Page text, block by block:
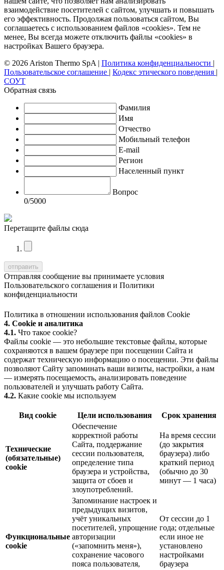
взаимодействие посетителей с сайтом, улучшать и повышать
его эффективность. Продолжая пользоваться сайтом, Вы
соглашаетесь с использованием файлов «cookies». Тем не
менее, Вы всегда можете отключить файлы «cookies» в
настройках Вашего браузера.
© 2026 Ariston Thermo SpA | Политика конфиденциальности |
Пользовательское соглашение | Кодекс этического поведения |
СОУТ
Обратная связь
Фамилия
Имя
Отчество
Мобильный телефон
E-mail
Регион
Населенный пункт
Вопрос
0/5000
Перетащите файлы сюда
Отправляя сообщение вы принимаете условия
Пользовательского соглашения и Политики
конфиденциальности
Политика в отношении использования файлов Cookie
4. Cookie и аналитика
4.1. Что такое cookie?
Файлы cookie — это небольшие текстовые файлы, которые
сохраняются в вашем браузере при посещении Сайта и
содержат техническую информацию о посещении. Эти файлы
позволяют Сайту запоминать ваши визиты, настройки, а нам
— измерять посещаемость, анализировать поведение
пользователей и улучшать работу Сайта.
4.2. Какие cookie мы используем
Вид cookie Цели использования Срок хранения
Технические
(обязательные)
cookie
Обеспечение
корректной работы
Сайта, поддержание
сессии пользователя,
определение типа
браузера и устройства,
защита от сбоев и
злоупотреблений.
На время сессии
(до закрытия
браузера) либо
краткий период
(обычно до 30
минут — 1 часа)
Функциональные
cookie
Запоминание настроек и
предыдущих визитов,
учёт уникальных
посетителей, упрощение
авторизации
(«запомнить меня»),
сохранение часового
пояса пользователя,
От сессии до 1
года; отдельные
если иное не
установлено
настройками
браузера